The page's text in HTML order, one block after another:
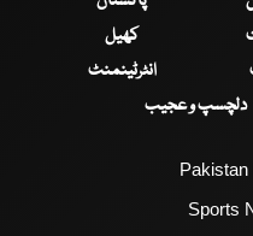
کھیل
انٹرٹینمنٹ
دلچسپ و عجیب
Sports